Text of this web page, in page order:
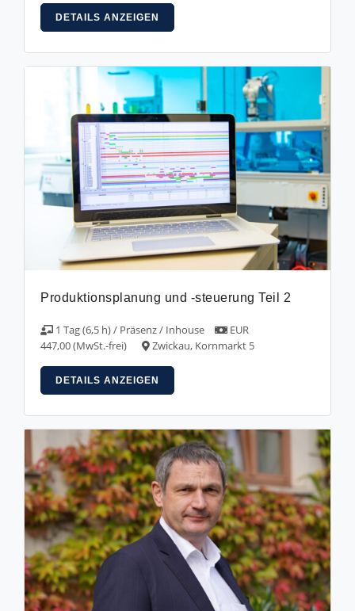
DETAILS ANZEIGEN
Produktionsplanung und -steuerung Teil 2
1 Tag (6,5 h) / Präsenz / Inhouse
EUR
447,00 (MwSt.-frei)
Zwickau, Kornmarkt 5
DETAILS ANZEIGEN